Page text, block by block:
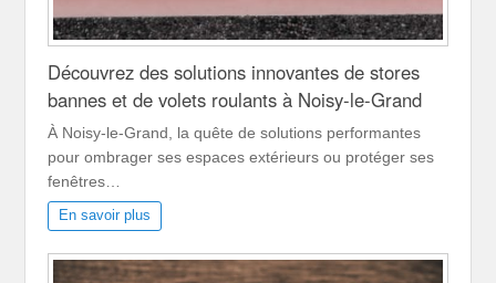
Découvrez des solutions innovantes de stores
bannes et de volets roulants à Noisy-le-Grand
À Noisy-le-Grand, la quête de solutions performantes
pour ombrager ses espaces extérieurs ou protéger ses
fenêtres…
En savoir plus